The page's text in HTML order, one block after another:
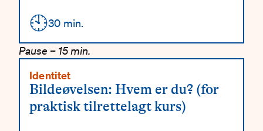
Detaljer
🕙30 min.
Pause – 15 min.
Bildeøvelsen: Hvem er du? (for
praktisk tilrettelagt kurs)
Identitet